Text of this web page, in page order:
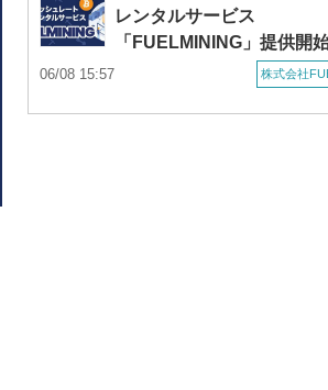
レンタルサービス
「FUELMINING」提供開
株式会社
06/08 15:57